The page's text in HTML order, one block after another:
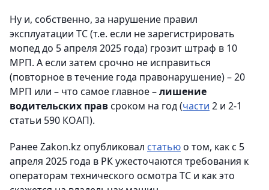
Ну и, собственно, за нарушение правил
эксплуатации ТС (т.е. если не зарегистрировать
мопед до 5 апреля 2025 года) грозит штраф в 10
МРП. А если затем срочно не исправиться
(повторное в течение года правонарушение) – 20
МРП или – что самое главное –лишение
водительских правсроком на год (части 2 и 2-1
статьи 590 КОАП).
Ранее Zakon.kz опубликовал статьюо том, как с 5
апреля 2025 года в РК ужесточаются требования к
операторам технического осмотра ТС и как это